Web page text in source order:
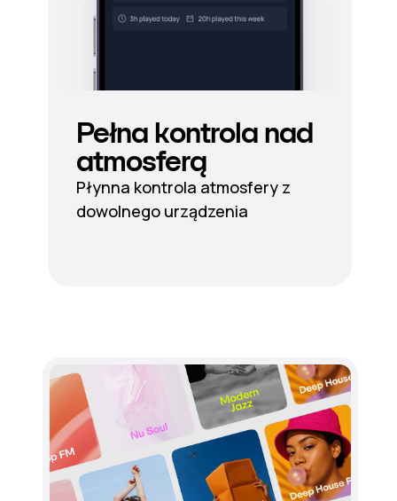
Pełna kontrola nad
atmosferą
Płynna kontrola atmosfery z
dowolnego urządzenia